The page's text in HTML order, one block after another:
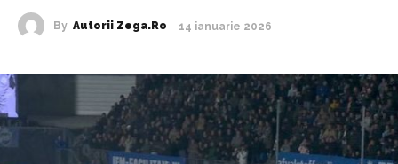
By Autorii Zega.ro 14 ianuarie 2026